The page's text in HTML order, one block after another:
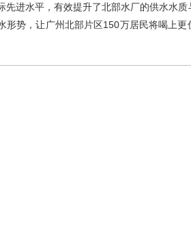
先进水平，有效提升了北部水厂的供水水
形势，让广州北部片区150万居民将喝上更